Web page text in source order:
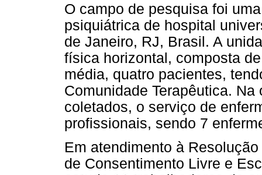
O campo de pesquisa foi
psiquiátrica de hospital
de Janeiro, RJ, Brasil. A
física horizontal, composta
média, quatro pacientes,
Comunidade Terapêutica.
coletados, o serviço de
profissionais, sendo 7
Em atendimento à
de Consentimento Livre e